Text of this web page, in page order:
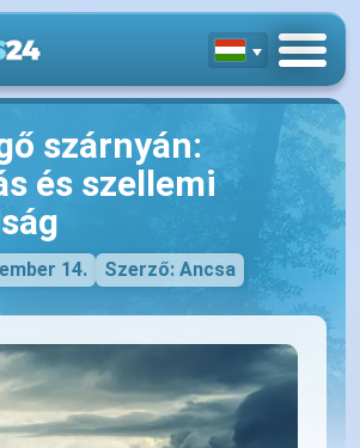
szárnyán:
és szellemi
14. Szerző: Ancsa